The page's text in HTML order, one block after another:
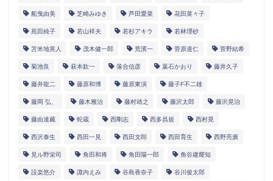
船曳由美 芝崎みゆき 芦田愛菜 花田菜々子
苑田純子 若山祥夫 若杉アキラ 若林理砂
苫米地英人 茂木健一郎 荒濱一 菅原道仁 菅野結希
菊池良 萩本欽一 落合信彦 葉石かおり 藤井久子
藤井龍二 藤原和博 藤原東演 藤子F不二雄
藤岡 弘、 藤木雅治 藤村靖之 藤沢太郎 藤沢晃治
藤由達藏 蛇蔵 西剛志 西多昌規 西村晃
西沢泰生 西田一見 西田文郎 西田育生 西野亮廣
見ル野栄司 角田和将 角田陽一郎 角谷建耀知
設楽悠介 諏内えみ 谷島香奈子 谷川俊太郎